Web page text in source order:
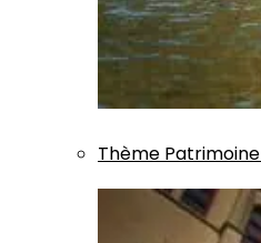
Thème Patrimoine